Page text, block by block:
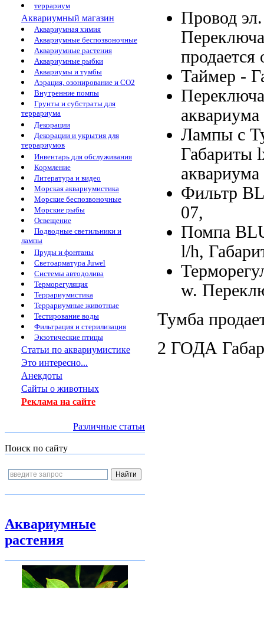
террариум
Аквариумный магазин
Аквариумная химия
Аквариумные беспозвоночные
Аквариумные растения
Аквариумные рыбки
Аквариумы и тумбы
Аэрация, озонирование и CO2
Внутренние помпы
Грунты и субстраты для
террариума
Декорации
Декорации и укрытия для
террариумов
Инвентарь для обслуживания
Кормление
Литература и видео
Морская аквариумистика
Морские беспозвоночные
Морские рыбы
Освещение
Подводные светильники и
лампы
Пруды и фонтаны
Светоарматура Juwel
Системы автодолива
Терморегуляция
Террариумистика
Террариумные животные
Тестирование воды
Фильтрация и стерилизация
Экзотические птицы
Статьи по аквариумистике
Это интересно...
Анекдоты
Сайты о животных
Реклама на сайте
Различные статьи
Поиск по сайту
Аквариумные
растения
Провод
продается
Таймер -
аквариума
Лампы с
Габариты
аквариума
Фильтр
07,
Помпа
l/h,
w.
Тумба
2 ГОДА